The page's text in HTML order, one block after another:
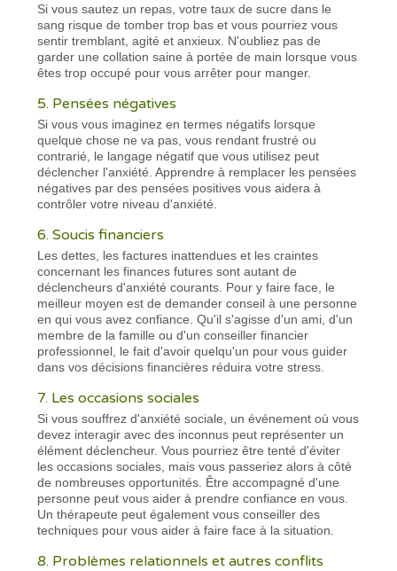
Si vous sautez un repas, votre taux de sucre dans le
sang risque de tomber trop bas et vous pourriez vous
sentir tremblant, agité et anxieux. N'oubliez pas de
garder une collation saine à portée de main lorsque vous
êtes trop occupé pour vous arrêter pour manger.
5. Pensées négatives
Si vous vous imaginez en termes négatifs lorsque
quelque chose ne va pas, vous rendant frustré ou
contrarié, le langage négatif que vous utilisez peut
déclencher l'anxiété. Apprendre à remplacer les pensées
négatives par des pensées positives vous aidera à
contrôler votre niveau d'anxiété.
6. Soucis financiers
Les dettes, les factures inattendues et les craintes
concernant les finances futures sont autant de
déclencheurs d'anxiété courants. Pour y faire face, le
meilleur moyen est de demander conseil à une personne
en qui vous avez confiance. Qu'il s'agisse d'un ami, d'un
membre de la famille ou d'un conseiller financier
professionnel, le fait d'avoir quelqu'un pour vous guider
dans vos décisions financières réduira votre stress.
7. Les occasions sociales
Si vous souffrez d'anxiété sociale, un événement où vous
devez interagir avec des inconnus peut représenter un
élément déclencheur. Vous pourriez être tenté d'éviter
les occasions sociales, mais vous passeriez alors à côté
de nombreuses opportunités. Être accompagné d'une
personne peut vous aider à prendre confiance en vous.
Un thérapeute peut également vous conseiller des
techniques pour vous aider à faire face à la situation.
8. Problèmes relationnels et autres conflits